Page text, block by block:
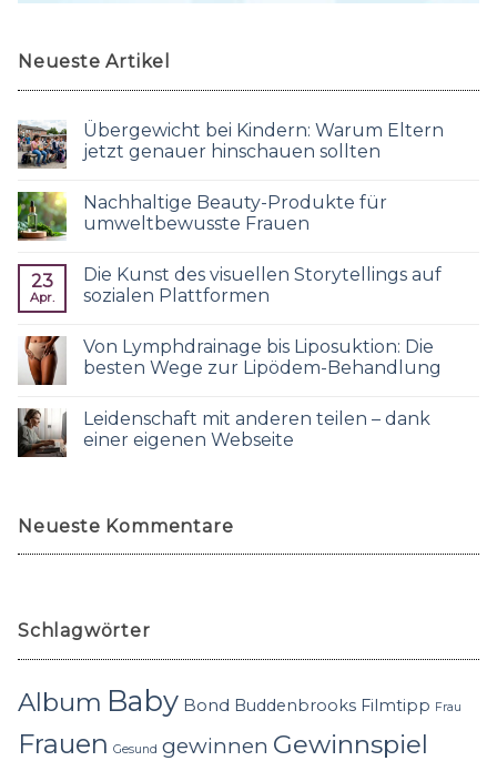
Neueste Artikel
Übergewicht bei Kindern: Warum Eltern
jetzt genauer hinschauen sollten
Nachhaltige Beauty-Produkte für
umweltbewusste Frauen
23
Apr.
Die Kunst des visuellen Storytellings auf
sozialen Plattformen
Von Lymphdrainage bis Liposuktion: Die
besten Wege zur Lipödem-Behandlung
Leidenschaft mit anderen teilen – dank
einer eigenen Webseite
Neueste Kommentare
Schlagwörter
Album Baby Bond Buddenbrooks Filmtipp Frau
Frauen Gesund gewinnen Gewinnspiel